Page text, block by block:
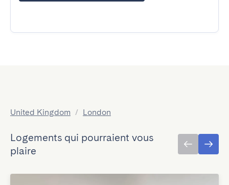
United Kingdom / London
Logements qui pourraient vous
plaire